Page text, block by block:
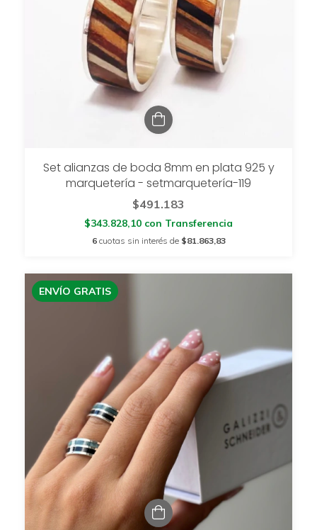
Set alianzas de boda 8mm en plata 925 y
marquetería - setmarquetería-119
$491.183
$343.828,10 con Transferencia
6 cuotas sin interés de $81.863,83
ENVÍO GRATIS